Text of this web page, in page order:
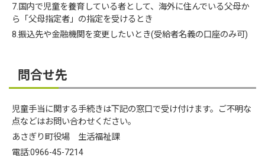
7.国内で児童を養育している者として、海外に住んでいる父母か
ら「父母指定者」の指定を受けるとき
8.振込先や金融機関を変更したいとき(受給者名義の口座のみ可)
問合せ先
児童手当に関する手続きは下記の窓口で受け付けます。ご不明な
点などはお問い合わせください。
あさぎり町役場 生活福祉課
電話:0966-45-7214